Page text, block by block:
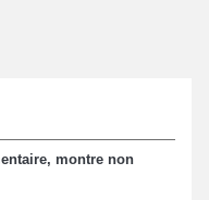
montre non